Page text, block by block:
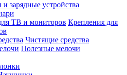
зарядные устройства
Крепления для
Чистящие средства
Полезные мелочи